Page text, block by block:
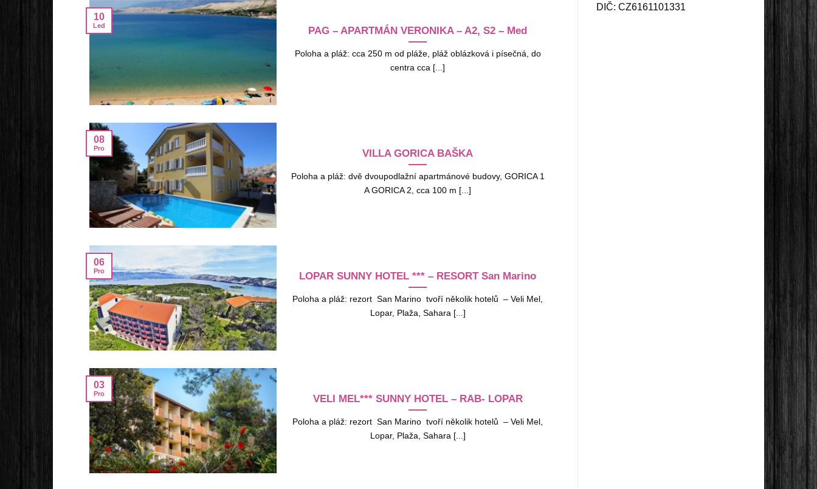
PAG – APARTMÁN VERONIKA – A2, S2 – Med
Poloha a pláž: cca 250 m od pláže, pláž oblázková i písečná, do
centra cca [...]
10
Led
VILLA GORICA BAŠKA
Poloha a pláž: dvě dvoupodlažní apartmánové budovy, GORICA 1
A GORICA 2, cca 100 m [...]
08
Pro
LOPAR SUNNY HOTEL *** – RESORT San Marino
Poloha a pláž: rezort San Marino tvoří několik hotelů – Veli Mel,
Lopar, Plaža, Sahara [...]
06
Pro
VELI MEL*** SUNNY HOTEL – RAB- LOPAR
Poloha a pláž: rezort San Marino tvoří několik hotelů – Veli Mel,
Lopar, Plaža, Sahara [...]
03
Pro
DIČ: CZ6161101331